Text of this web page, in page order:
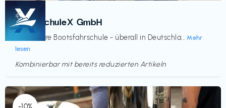
Kurse
BootsschuleX GmbH
Deine faire Bootsfahrschule - überall in Deutschla... Mehr
lesen
€‎
Kombinierbar mit bereits reduzierten Artikeln